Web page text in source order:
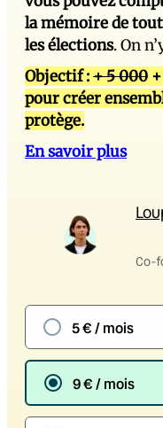
la mémoire de
les élections. On
Objectif :+ 5 000
pour créer
protège.
En savoir plus
Co-
5 € / mois
9 € / mois